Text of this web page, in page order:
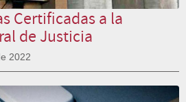
Certificadas a la
de Justicia
2022